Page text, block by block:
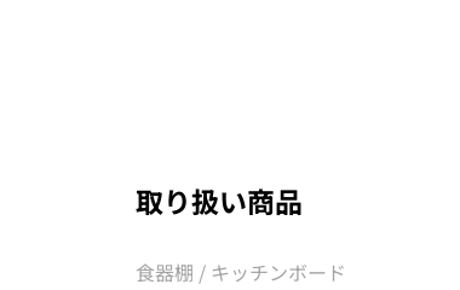
取り扱い商品
食器棚 / キッチンボード